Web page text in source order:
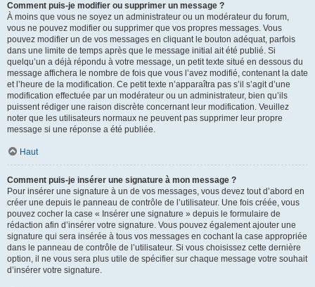
Comment puis-je modifier ou supprimer un message ?
À moins que vous ne soyez un administrateur ou un modérateur du forum,
vous ne pouvez modifier ou supprimer que vos propres messages. Vous
pouvez modifier un de vos messages en cliquant le bouton adéquat, parfois
dans une limite de temps après que le message initial ait été publié. Si
quelqu’un a déjà répondu à votre message, un petit texte situé en dessous du
message affichera le nombre de fois que vous l’avez modifié, contenant la date
et l’heure de la modification. Ce petit texte n’apparaîtra pas s’il s’agit d’une
modification effectuée par un modérateur ou un administrateur, bien qu’ils
puissent rédiger une raison discrète concernant leur modification. Veuillez
noter que les utilisateurs normaux ne peuvent pas supprimer leur propre
message si une réponse a été publiée.
Haut
Comment puis-je insérer une signature à mon message ?
Pour insérer une signature à un de vos messages, vous devez tout d’abord en
créer une depuis le panneau de contrôle de l’utilisateur. Une fois créée, vous
pouvez cocher la case « Insérer une signature » depuis le formulaire de
rédaction afin d’insérer votre signature. Vous pouvez également ajouter une
signature qui sera insérée à tous vos messages en cochant la case appropriée
dans le panneau de contrôle de l’utilisateur. Si vous choisissez cette dernière
option, il ne vous sera plus utile de spécifier sur chaque message votre souhait
d’insérer votre signature.